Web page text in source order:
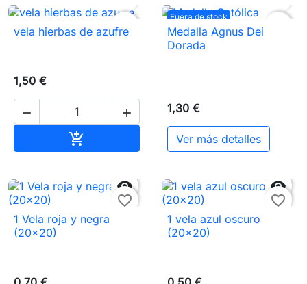
favorite_border
vela hierbas de azufre
1,50 €
 

Fuera de stock
Medalla Agnus Dei
Dorada
1,30 €
Ver más detalles

favorite_border
1 Vela roja y negra
(20x20)

favorite_border
1 vela azul oscuro
(20×20)